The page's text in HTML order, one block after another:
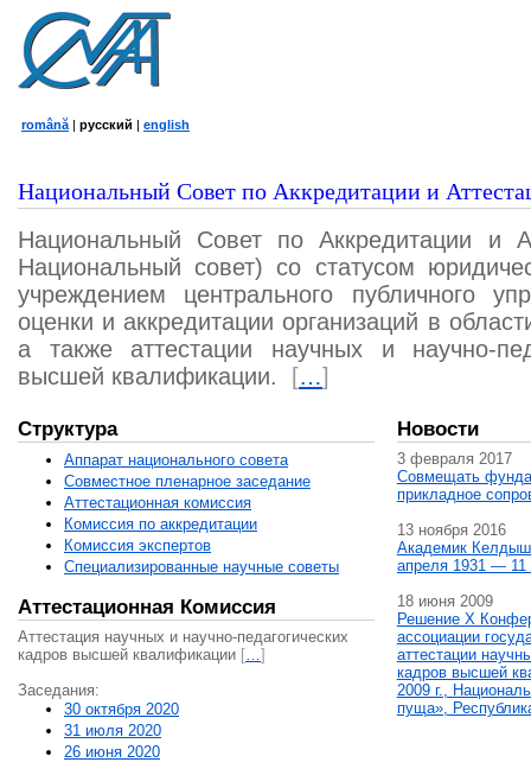
română | русский | english
Национальный Совет по Аккредитации и
Национальный Совет по Аккредитации и
Национальный совет) со статусом
учреждением центрального публичного
оценки и аккредитации организаций в
а также аттестации научных и научно-
высшей квалификации.
[…]
Структура
Аппарат национального совета
Совместное пленарное заседание
Аттестационная комисcия
Комиссия по аккредитации
Комиссия экспертов
Специализированные научные советы
Аттестационная Комиссия
Аттестация научных и научно-педагогических
кадров высшей квалификации […]
Заседания:
30 октября 2020
31 июля 2020
26 июня 2020
Новости
3 февраля 2017
Совмещать
прикладное
13 ноября 2016
Академик
апреля 1931 — 11
18 июня 2009
Решение X
ассоциации
аттестации
кадров высшей
2009 г.,
пуща»,